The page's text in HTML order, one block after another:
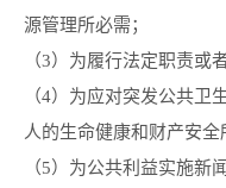
源管理所必需；
（3）为履行法定职责或
（4）为应对突发公共卫
人的生命健康和财产安全
（5）为公共利益实施新